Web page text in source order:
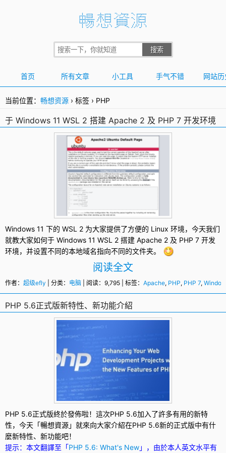
首页 所有文章 小工具 手气不错 网站历
当前位置： 畅想资源 › 标签 › PHP
于 Windows 11 WSL 2 搭建 Apache 2 及 PHP 7 开发环境
Windows 11 下的 WSL 2 为大家提供了方便的 Linux 环境，今天我们
就教大家如何于 Windows 11 WSL 2 搭建 Apache 2 及 PHP 7 开发
环境，并设置不同的本地域名指向不同的文件夹。
阅读全文
作者： 超级efly | 分类： 电脑 | 阅读：9,795 | 标签： Apache, PHP, PHP 7,
PHP 5.6正式版新特性、新功能介紹
PHP 5.6正式版終於發佈啦！這次PHP 5.6加入了許多有用的新特
性，今天「暢想資源」就來向大家介紹在PHP 5.6新的正式版中有什
麼新特性、新功能吧！
提示：本文翻譯至「PHP 5.6: What's New」，由於本人英文水平有